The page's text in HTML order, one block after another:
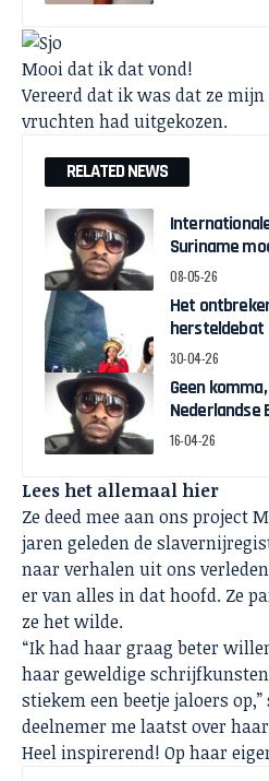
Mooi dat ik dat vond!
Vereerd dat ik was dat ze
vruchten had uitgekozen.
RELATED NEWS
Suriname
herstelgelden
08-05-26
Het
hersteldebat
30-04-26
Geen
Nederlandse
en de strijd
16-04-26
Lees het allemaal hier
Ze deed mee aan ons project
jaren geleden de
naar verhalen uit ons
er van alles in dat hoofd. Ze
ze het wilde.
“Ik had haar graag beter
haar geweldige
stiekem een beetje jaloers
deelnemer me laatst over
Heel inspirerend! Op haar